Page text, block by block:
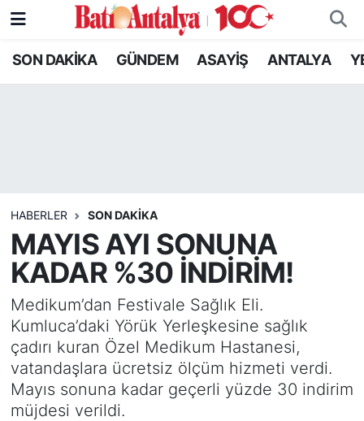
SON DAKİKA GÜNDEM ASAYİŞ ANTALYA
HABERLER SON DAKIKA
MAYIS AYI SONUNA
KADAR %30 İNDİRİM!
Medikum’dan Festivale Sağlık Eli.
Kumluca’daki Yörük Yerleşkesine sağlık
çadırı kuran Özel Medikum Hastanesi,
vatandaşlara ücretsiz ölçüm hizmeti verdi.
Mayıs sonuna kadar geçerli yüzde 30 indirim
müjdesi verildi.
SON DAKİKA
RESMİ İLANLAR
EKONOMİ
Nöbetçi Eczaneler
Son Dakika Haberleri
Haber Arşivi